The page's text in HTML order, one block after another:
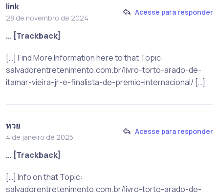
link
28 de novembro de 2024
Acesse para responder
… [Trackback]
[…] Find More Information here to that Topic:
salvadorentretenimento.com.br/livro-torto-arado-de-
itamar-vieira-jr-e-finalista-de-premio-internacional/ […]
หวย
4 de janeiro de 2025
Acesse para responder
… [Trackback]
[…] Info on that Topic:
salvadorentretenimento.com.br/livro-torto-arado-de-